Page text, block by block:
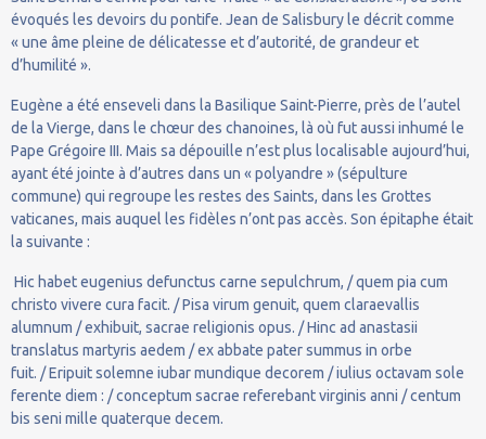
évoqués les devoirs du pontife. Jean de Salisbury le décrit comme
« une âme pleine de délicatesse et d’autorité, de grandeur et
d’humilité ».
Eugène a été enseveli dans la Basilique Saint-Pierre, près de l’autel
de la Vierge, dans le chœur des chanoines, là où fut aussi inhumé le
Pape Grégoire III. Mais sa dépouille n’est plus localisable aujourd’hui,
ayant été jointe à d’autres dans un « polyandre » (sépulture
commune) qui regroupe les restes des Saints, dans les Grottes
vaticanes, mais auquel les fidèles n’ont pas accès. Son épitaphe était
la suivante :
Hic habet eugenius defunctus carne sepulchrum, / quem pia cum
christo vivere cura facit. / Pisa virum genuit, quem claraevallis
alumnum / exhibuit, sacrae religionis opus. / Hinc ad anastasii
translatus martyris aedem / ex abbate pater summus in orbe
fuit. / Eripuit solemne iubar mundique decorem / iulius octavam sole
ferente diem : / conceptum sacrae referebant virginis anni / centum
bis seni mille quaterque decem.